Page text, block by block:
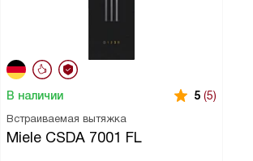
В наличии 5 (5)
Встраиваемая вытяжка
Miele CSDA 7001 FL